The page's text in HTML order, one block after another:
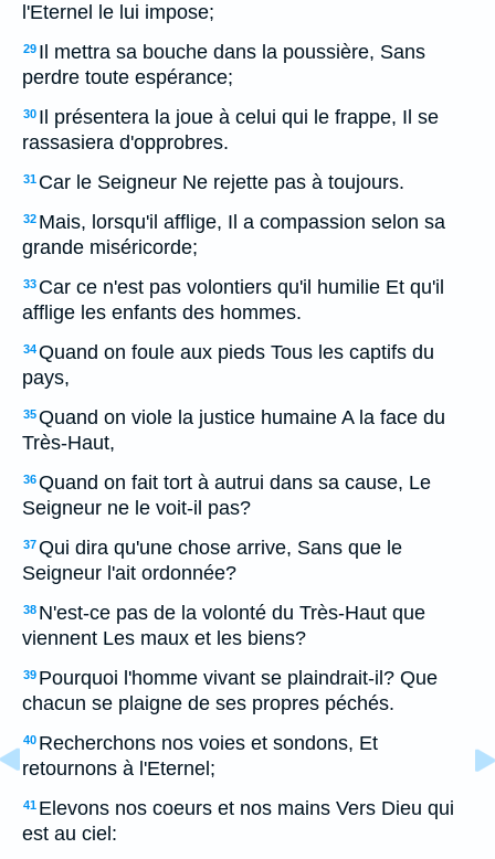
l'Eternel le lui impose;
29 Il mettra sa bouche dans la poussière, Sans
perdre toute espérance;
30 Il présentera la joue à celui qui le frappe, Il se
rassasiera d'opprobres.
31 Car le Seigneur Ne rejette pas à toujours.
32 Mais, lorsqu'il afflige, Il a compassion selon sa
grande miséricorde;
33 Car ce n'est pas volontiers qu'il humilie Et qu'il
afflige les enfants des hommes.
34Quand on foule aux pieds Tous les captifs du
pays,
35Quand on viole la justice humaine A la face du
Très-Haut,
36Quand on fait tort à autrui dans sa cause, Le
Seigneur ne le voit-il pas?
37Qui dira qu'une chose arrive, Sans que le
Seigneur l'ait ordonnée?
38 N'est-ce pas de la volonté du Très-Haut que
viennent Les maux et les biens?
39 Pourquoi l'homme vivant se plaindrait-il? Que
chacun se plaigne de ses propres péchés.
40 Recherchons nos voies et sondons, Et
retournons à l'Eternel;
41 Elevons nos coeurs et nos mains Vers Dieu qui
est au ciel: